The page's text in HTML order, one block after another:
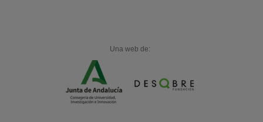
Una web de: